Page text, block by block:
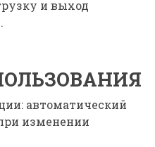
и выход
автоматический
изменении